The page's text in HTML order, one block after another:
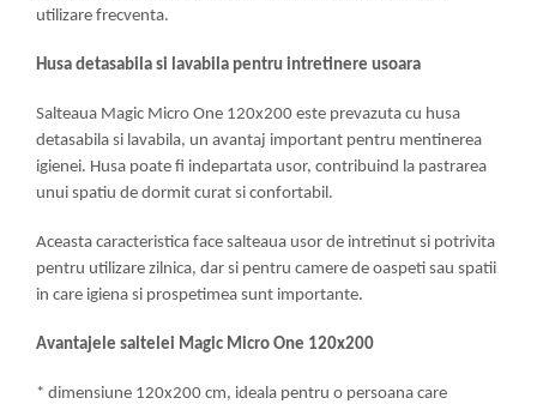
utilizare frecventa.
Husa detasabila si lavabila pentru intretinere usoara
Salteaua Magic Micro One 120x200 este prevazuta cu husa
detasabila si lavabila, un avantaj important pentru mentinerea
igienei. Husa poate fi indepartata usor, contribuind la pastrarea
unui spatiu de dormit curat si confortabil.
Aceasta caracteristica face salteaua usor de intretinut si potrivita
pentru utilizare zilnica, dar si pentru camere de oaspeti sau spatii
in care igiena si prospetimea sunt importante.
Avantajele saltelei Magic Micro One 120x200
* dimensiune 120x200 cm, ideala pentru o persoana care